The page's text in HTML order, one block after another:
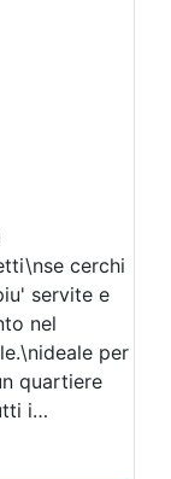
cerchi
servite e
nel
per
quartiere
i…